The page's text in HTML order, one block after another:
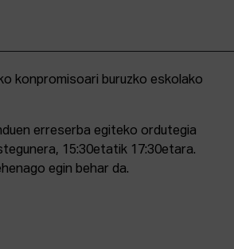
erreserba egiteko ordutegia
15:30etatik 17:30etara.
egin behar da.